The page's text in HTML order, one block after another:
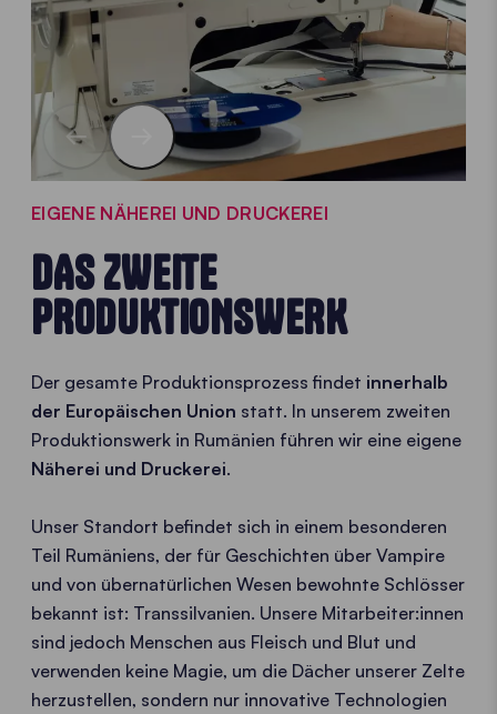
EIGENE NÄHEREI UND DRUCKEREI
DAS ZWEITE
PRODUKTIONSWERK
Der gesamte Produktionsprozess findet innerhalb
der Europäischen Union statt. In unserem zweiten
Produktionswerk in Rumänien führen wir eine eigene
Näherei und Druckerei.
Unser Standort befindet sich in einem besonderen
Teil Rumäniens, der für Geschichten über Vampire
und von übernatürlichen Wesen bewohnte Schlösser
bekannt ist: Transsilvanien. Unsere Mitarbeiter:innen
sind jedoch Menschen aus Fleisch und Blut und
verwenden keine Magie, um die Dächer unserer Zelte
herzustellen, sondern nur innovative Technologien